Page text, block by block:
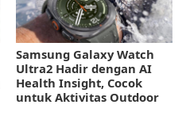
Samsung Galaxy Watch
Ultra2 Hadir dengan AI
Health Insight, Cocok
untuk Aktivitas Outdoor